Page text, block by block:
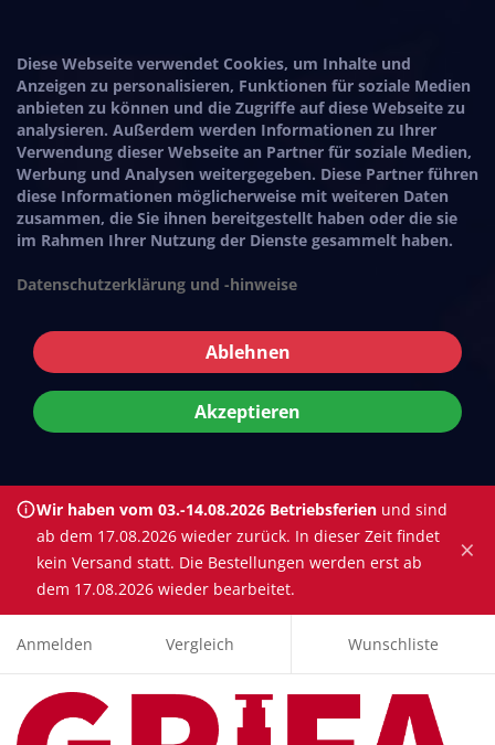
Diese Webseite verwendet Cookies, um Inhalte und
Anzeigen zu personalisieren, Funktionen für soziale Medien
anbieten zu können und die Zugriffe auf diese Webseite zu
analysieren. Außerdem werden Informationen zu Ihrer
Verwendung dieser Webseite an Partner für soziale Medien,
Werbung und Analysen weitergegeben. Diese Partner führen
diese Informationen möglicherweise mit weiteren Daten
zusammen, die Sie ihnen bereitgestellt haben oder die sie
im Rahmen Ihrer Nutzung der Dienste gesammelt haben.
Datenschutzerklärung und -hinweise
Ablehnen
Akzeptieren
Wir haben vom 03.-14.08.2026 Betriebsferienund sind
ab dem 17.08.2026 wieder zurück. In dieser Zeit findet
kein Versand statt. Die Bestellungen werden erst ab
dem 17.08.2026 wieder bearbeitet.
×
Anmelden Vergleich Wunschliste